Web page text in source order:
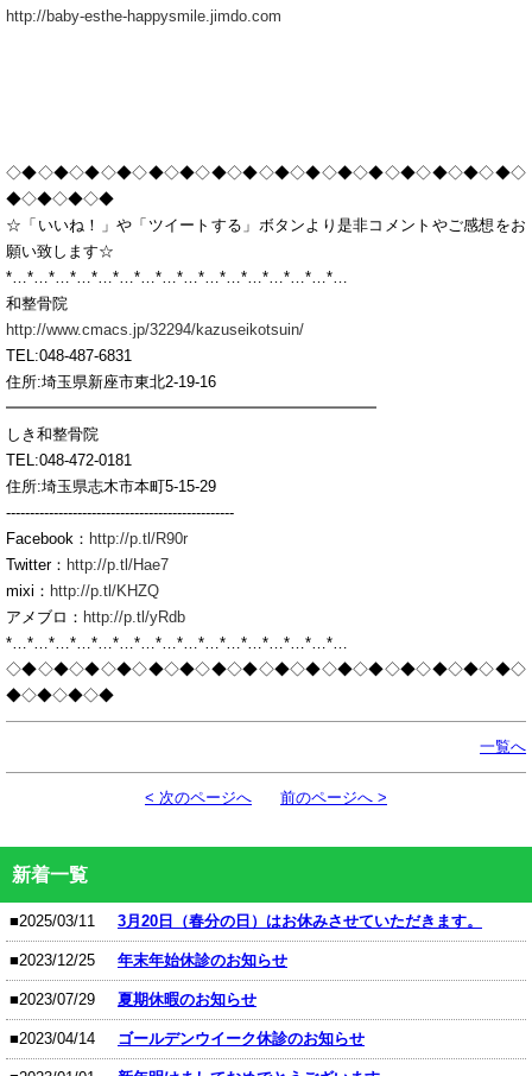
http://baby-esthe-happysmile.jimdo.com
◇◆◇◆◇◆◇◆◇◆◇◆◇◆◇◆◇◆◇◆◇◆◇◆◇◆◇◆◇◆◇◆◇
◆◇◆◇◆◇◆
☆「いいね！」や「ツイートする」ボタンより是非コメントやご感想をお
願い致します☆
*…*…*…*…*…*…*…*…*…*…*…*…*…*…*…*…
和整骨院
http://www.cmacs.jp/32294/kazuseikotsuin/
TEL:048-487-6831
住所:埼玉県新座市東北2-19-16
━━━━━━━━━━━━━━━━━━━━━━━━
しき和整骨院
TEL:048-472-0181
住所:埼玉県志木市本町5-15-29
------------------------------------------------
Facebook： http://p.tl/R90r
Twitter： http://p.tl/Hae7
mixi： http://p.tl/KHZQ
アメブロ： http://p.tl/yRdb
*…*…*…*…*…*…*…*…*…*…*…*…*…*…*…*…
◇◆◇◆◇◆◇◆◇◆◇◆◇◆◇◆◇◆◇◆◇◆◇◆◇◆◇◆◇◆◇◆◇
◆◇◆◇◆◇◆
一覧へ
< 次のページへ 前のページへ >
新着一覧
■2025/03/11 3月20日（春分の日）はお休みさせていただきます。
■2023/12/25 年末年始休診のお知らせ
■2023/07/29 夏期休暇のお知らせ
■2023/04/14 ゴールデンウイーク休診のお知らせ